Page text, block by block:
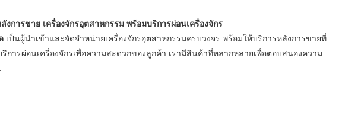
การขาย เครื่องจักรอุตสาหกรรม พร้อมบริการผ่อนเครื่องจักร
เป็นผู้นำเข้าและจัดจำหน่ายเครื่องจักรอุตสาหกรรมครบวงจร พร้อมให้บริการหลังการขายที่
การผ่อนเครื่องจักรเพื่อความสะดวกของลูกค้า เรามีสินค้าที่หลากหลายเพื่อตอบสนองความ